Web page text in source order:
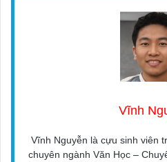
Vĩnh
Vĩnh Nguyễn là cựu sinh viên
chuyên ngành Văn Học –